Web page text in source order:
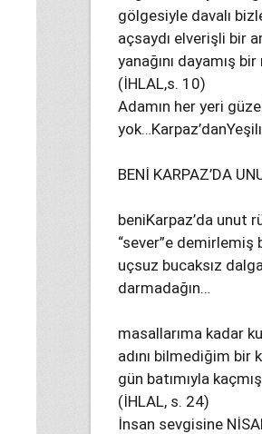
gölgesiyle davalı
açsaydı elverişli bir
yanağını dayamış
(İHLAL,s. 10)
Adamın her yeri
BENİ KARPAZ’DA
beniKarpaz’da unut
“sever”e demirlemiş
uçsuz bucaksız
darmadağın…
masallarıma kadar
adını bilmediğim bir
gün batımıyla
(İHLAL, s. 24)
İnsan sevgisine